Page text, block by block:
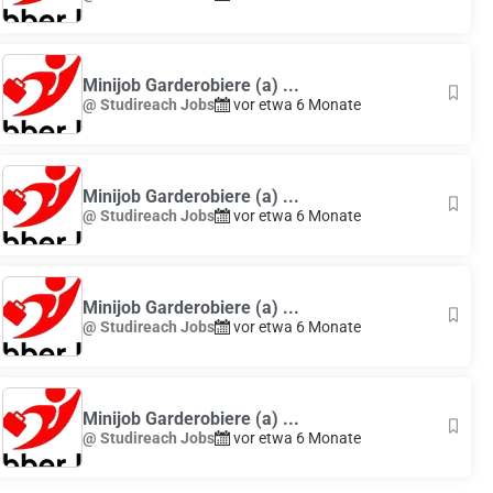
Minijob Garderobiere (a) ...
@ Studireach Jobs vor etwa 6 Monate
Minijob Garderobiere (a) ...
@ Studireach Jobs vor etwa 6 Monate
Minijob Garderobiere (a) ...
@ Studireach Jobs vor etwa 6 Monate
Minijob Garderobiere (a) ...
@ Studireach Jobs vor etwa 6 Monate